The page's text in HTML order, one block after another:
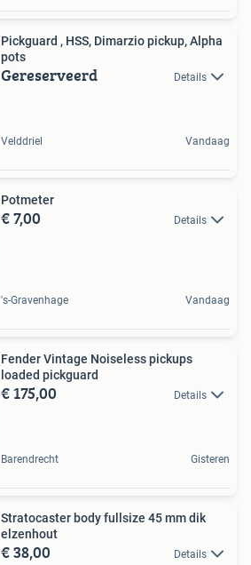
Pickguard , HSS, Dimarzio pickup, Alpha
pots
Gereserveerd Details
Velddriel Vandaag
Potmeter
€ 7,00 Details
's-Gravenhage Vandaag
Fender Vintage Noiseless pickups
loaded pickguard
€ 175,00 Details
Barendrecht Gisteren
Stratocaster body fullsize 45 mm dik
elzenhout
€ 38,00 Details